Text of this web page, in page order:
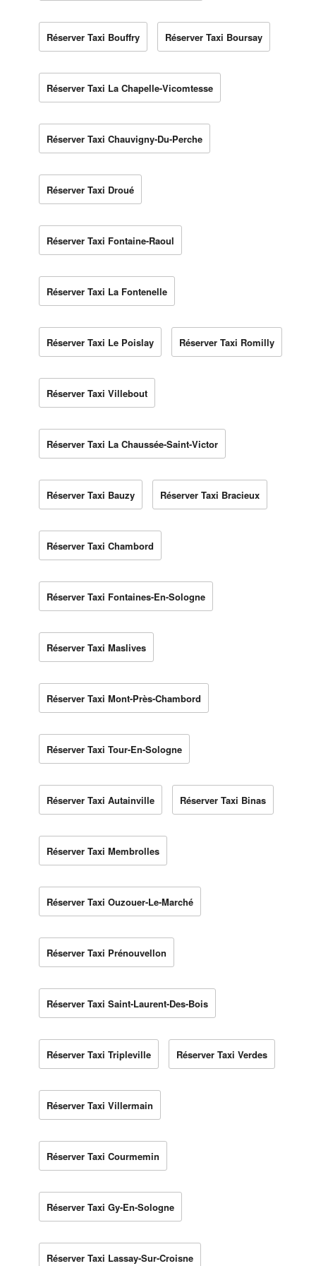
Réserver Taxi Bouffry Réserver Taxi Boursay
Réserver Taxi La Chapelle-Vicomtesse
Réserver Taxi Chauvigny-Du-Perche
Réserver Taxi Droué
Réserver Taxi Fontaine-Raoul
Réserver Taxi La Fontenelle
Réserver Taxi Le Poislay Réserver Taxi Romilly
Réserver Taxi Villebout
Réserver Taxi La Chaussée-Saint-Victor
Réserver Taxi Bauzy Réserver Taxi Bracieux
Réserver Taxi Chambord
Réserver Taxi Fontaines-En-Sologne
Réserver Taxi Maslives
Réserver Taxi Mont-Près-Chambord
Réserver Taxi Tour-En-Sologne
Réserver Taxi Autainville Réserver Taxi Binas
Réserver Taxi Membrolles
Réserver Taxi Ouzouer-Le-Marché
Réserver Taxi Prénouvellon
Réserver Taxi Saint-Laurent-Des-Bois
Réserver Taxi Tripleville Réserver Taxi Verdes
Réserver Taxi Villermain
Réserver Taxi Courmemin
Réserver Taxi Gy-En-Sologne
Réserver Taxi Lassay-Sur-Croisne